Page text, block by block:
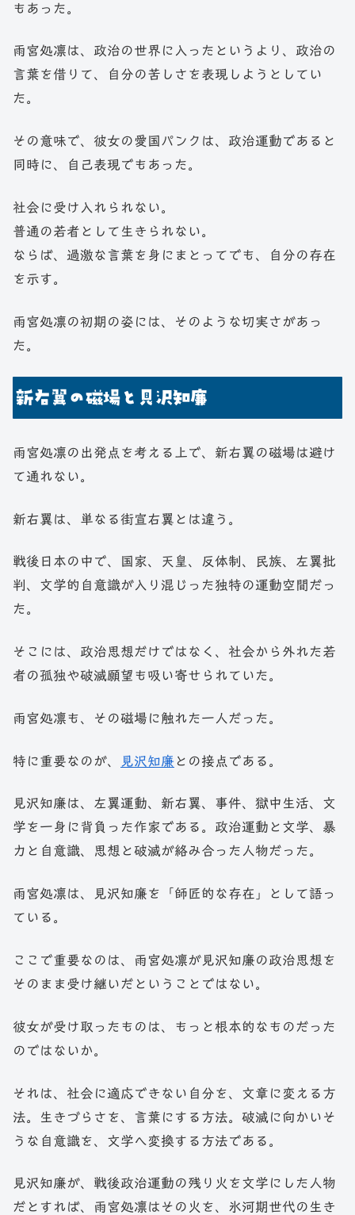
もあった。
雨宮処凛は、政治の世界に入ったというより、政治の
言葉を借りて、自分の苦しさを表現しようとしてい
た。
その意味で、彼女の愛国パンクは、政治運動であると
同時に、自己表現でもあった。
社会に受け入れられない。
普通の若者として生きられない。
ならば、過激な言葉を身にまとってでも、自分の存在
を示す。
雨宮処凛の初期の姿には、そのような切実さがあっ
た。
新右翼の磁場と見沢知廉
雨宮処凛の出発点を考える上で、新右翼の磁場は避け
て通れない。
新右翼は、単なる街宣右翼とは違う。
戦後日本の中で、国家、天皇、反体制、民族、左翼批
判、文学的自意識が入り混じった独特の運動空間だっ
た。
そこには、政治思想だけではなく、社会から外れた若
者の孤独や破滅願望も吸い寄せられていた。
雨宮処凛も、その磁場に触れた一人だった。
特に重要なのが、 見沢知廉 との接点である。
見沢知廉は、左翼運動、新右翼、事件、獄中生活、文
学を一身に背負った作家である。政治運動と文学、暴
力と自意識、思想と破滅が絡み合った人物だった。
雨宮処凛は、見沢知廉を「師匠的な存在」として語っ
ている。
ここで重要なのは、雨宮処凛が見沢知廉の政治思想を
そのまま受け継いだということではない。
彼女が受け取ったものは、もっと根本的なものだった
のではないか。
それは、社会に適応できない自分を、文章に変える方
法。生きづらさを、言葉にする方法。破滅に向かいそ
うな自意識を、文学へ変換する方法である。
見沢知廉が、戦後政治運動の残り火を文学にした人物
だとすれば、雨宮処凛はその火を、氷河期世代の生き